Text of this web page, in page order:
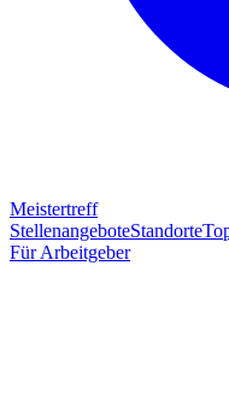
Meistertreff
StellenangeboteStandorte
Für Arbeitgeber